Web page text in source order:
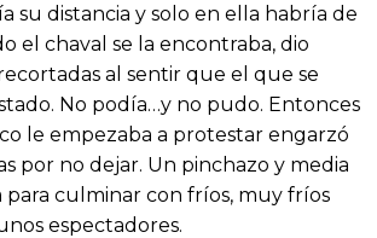
su distancia y solo en ella habría de
el chaval se la encontraba, dio
al sentir que el que se
No podía…y no pudo. Entonces
le empezaba a protestar engarzó
por no dejar. Un pinchazo y media
para culminar con fríos, muy fríos
espectadores.